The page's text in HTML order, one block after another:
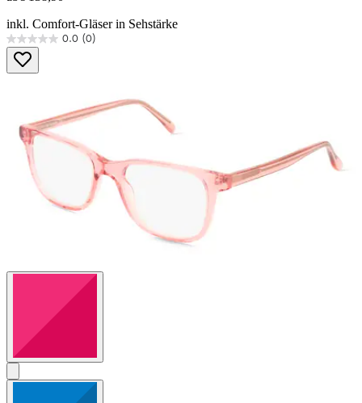
inkl. Comfort-Gläser in Sehstärke
0.0 (0)
0.0
von
5